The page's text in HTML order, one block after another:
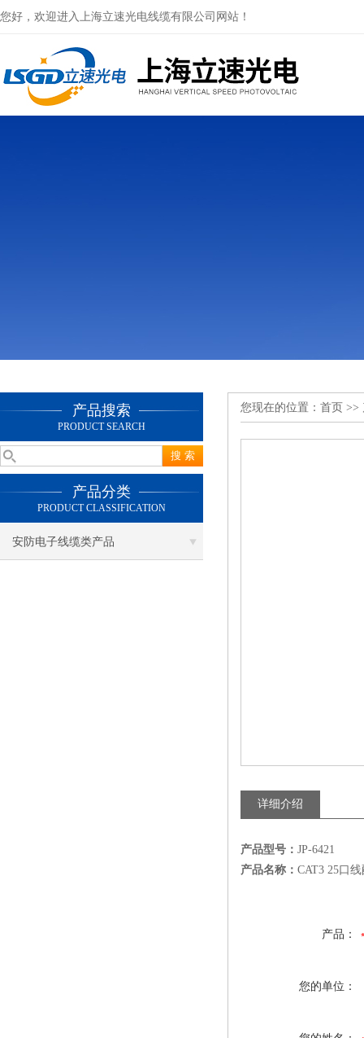
您好，欢迎进入上海立速光电线缆有限公司网站！
产品搜索
PRODUCT SEARCH
产品分类
PRODUCT CLASSIFICATION
安防电子线缆类产品
您现在的位置： 首页 >>
详细介绍
产品型号： JP-6421
产品名称： CAT3 25口
产品：
您的单位：